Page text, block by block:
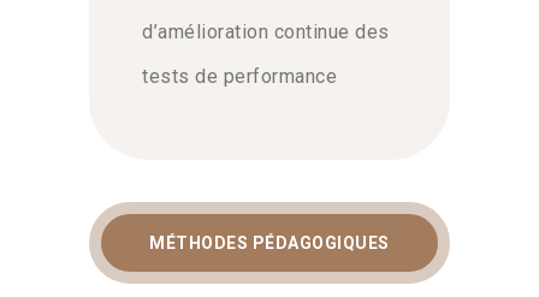
d’amélioration continue des
tests de performance
MÉTHODES PÉDAGOGIQUES